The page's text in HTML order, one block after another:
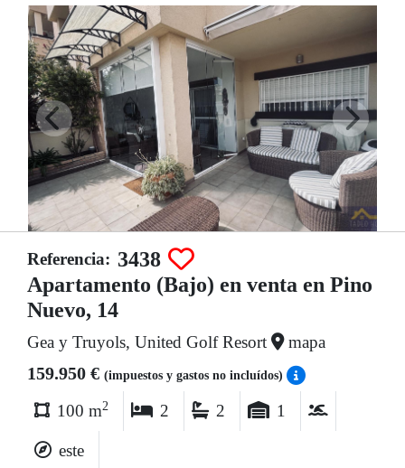
Referencia: 3438
Apartamento (Bajo) en venta en Pino
Nuevo, 14
Gea y Truyols, United Golf Resort mapa
159.950 € (impuestos y gastos no incluídos)
100 m2 2 2 1
este